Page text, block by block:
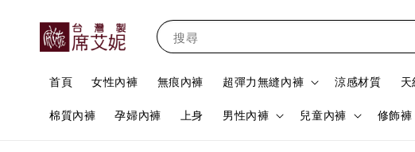
搜尋
首頁 女性內褲 無痕內褲 超彈力無縫內褲 涼感材質
棉質內褲 孕婦內褲 上身 男性內褲 兒童內褲 修飾褲